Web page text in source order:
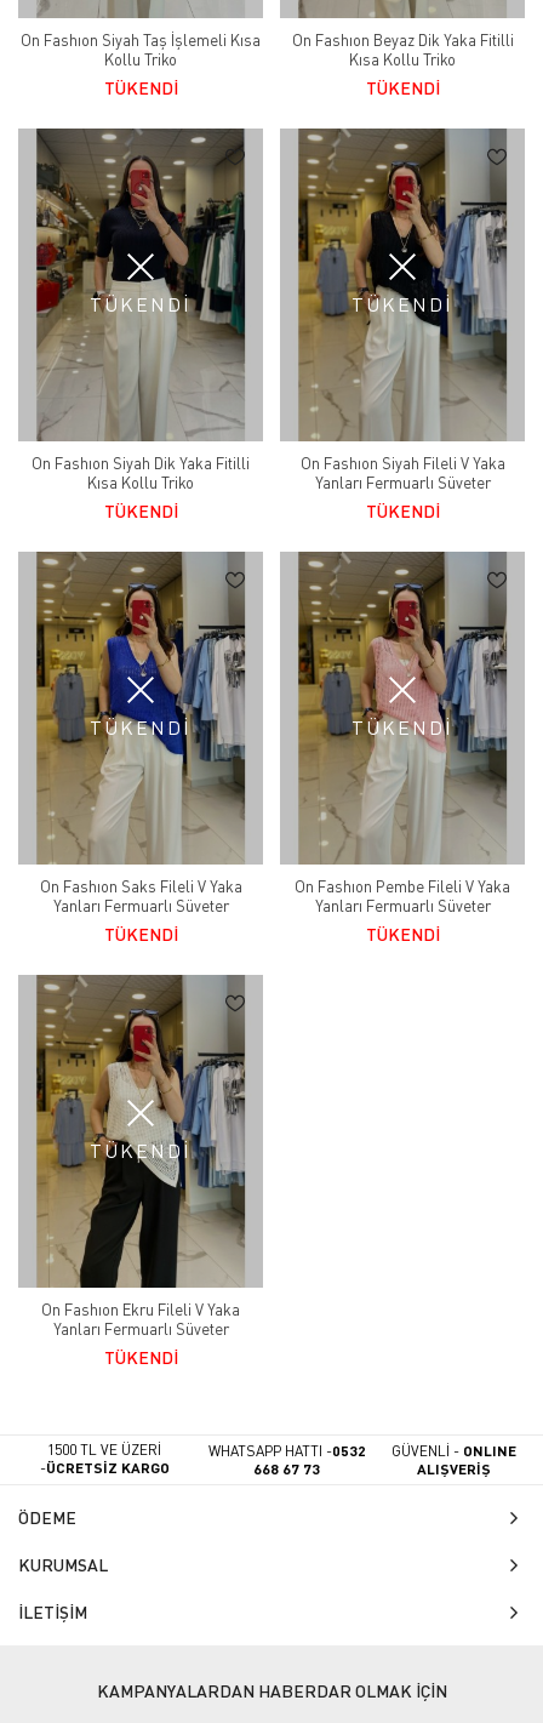
On Fashıon Siyah Taş İşlemeli Kısa
Kollu Triko
TÜKENDİ
On Fashıon Beyaz Dik Yaka Fitilli
Kısa Kollu Triko
TÜKENDİ
TÜKENDİ
On Fashıon Siyah Dik Yaka Fitilli
Kısa Kollu Triko
TÜKENDİ
TÜKENDİ
On Fashıon Siyah Fileli V Yaka
Yanları Fermuarlı Süveter
TÜKENDİ
TÜKENDİ
On Fashıon Saks Fileli V Yaka
Yanları Fermuarlı Süveter
TÜKENDİ
TÜKENDİ
On Fashıon Pembe Fileli V Yaka
Yanları Fermuarlı Süveter
TÜKENDİ
TÜKENDİ
On Fashıon Ekru Fileli V Yaka
Yanları Fermuarlı Süveter
TÜKENDİ
1500 TL VE ÜZERİ
-ÜCRETSİZ KARGO
WHATSAPP HATTI -0532
668 67 73
GÜVENLİ - ONLINE
ALIŞVERİŞ
ÖDEME
KURUMSAL
İLETİŞİM
KAMPANYALARDAN HABERDAR OLMAK İÇİN